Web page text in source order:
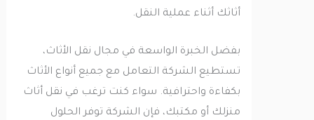
أثاثك أثناء عملية النقل.
بفضل الخبرة الواسعة في مجال نقل الأثاث،
تستطيع الشركة التعامل مع جميع أنواع الأثاث
بكفاءة واحترافية. سواء كنت ترغب في نقل أثاث
منزلك أو مكتبك، فإن الشركة توفر الحلول